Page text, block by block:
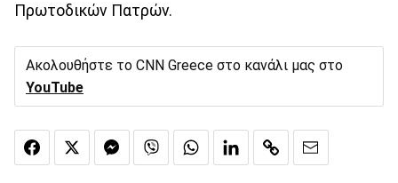
Πρωτοδικών Πατρών.
Ακολουθήστε το CNN Greece στο κανάλι μας στο
YouTube